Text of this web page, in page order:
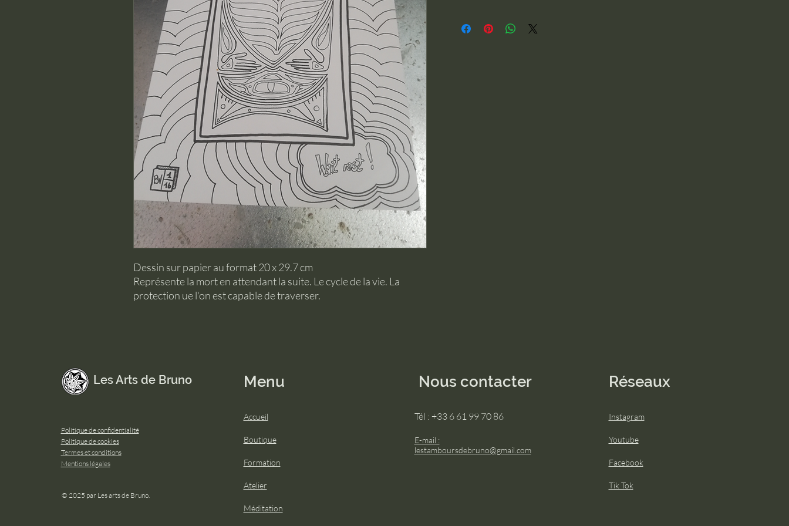
Dessin sur papier au format 20 x 29.7 cm
Représente la mort en attendant la suite. Le cycle de la vie. La
protection ue l'on est capable de traverser.
Les Arts de Bruno
Politique de confidentialité
Politique de cookies
Termes et conditions
Mentions légales
© 2025 par Les arts de Bruno.
Menu
Accueil
Boutique
Formation
Atelier
Méditation
Nous contacter
Tél : +33 6 61 99 70 86
E-mail :
lestamboursdebruno@gmail.com
Réseaux
Instagram
Youtube
Facebook
Tik Tok